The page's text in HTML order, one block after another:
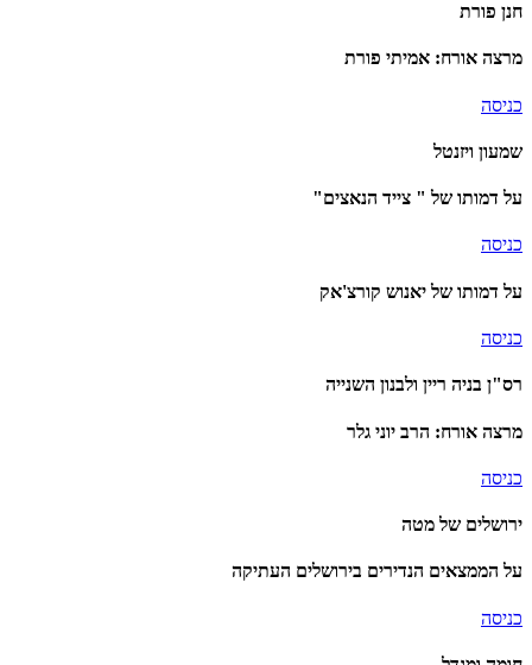
חנן פורת
מרצה אורח: אמיתי פורת
כניסה
שמעון ויזנטל
על דמותו של " צייד הנאצים"
כניסה
על דמותו של יאנוש קורצ'אק
כניסה
רס"ן בניה ריין ולבנון השנייה
מרצה אורח: הרב יוני גלר
כניסה
ירושלים של מטה
על הממצאים הנדירים בירושלים העתיקה
כניסה